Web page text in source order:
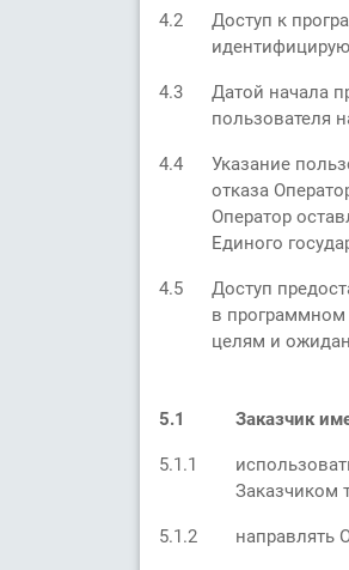
4.2
Доступ к
4.3
Датой начала
пользователя
4.4
Указание
отказа
Оператор
Единого
4.5
Доступ
в программном
целям и
5.1
Заказчик
5.1.1
Заказчиком
5.1.2 направлять